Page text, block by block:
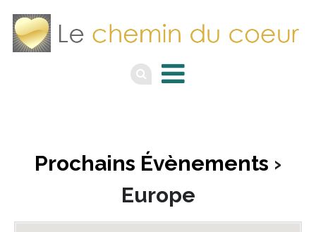
Prochains Évènements ›
Europe